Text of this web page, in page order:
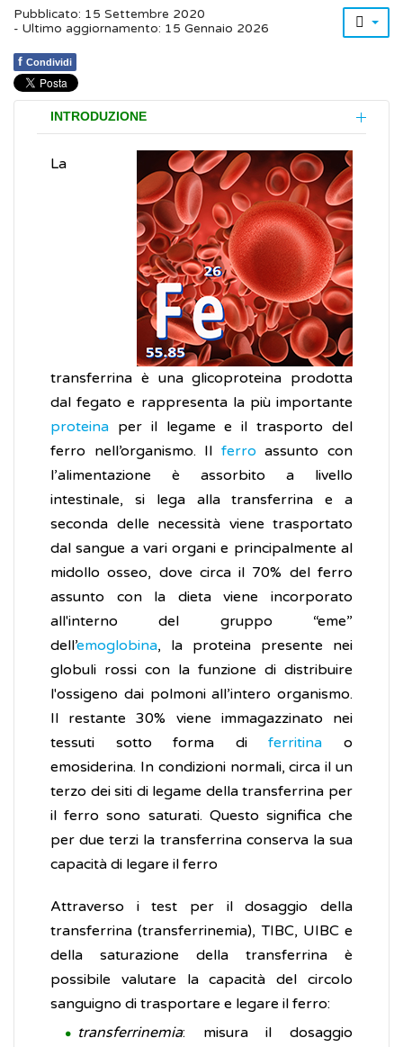
Pubblicato: 15 Settembre 2020
- Ultimo aggiornamento: 15 Gennaio 2026
f Condividi
INTRODUZIONE
La
transferrina è una glicoproteina prodotta
dal fegato e rappresenta la più importante
proteina per il legame e il trasporto del
ferro nell’organismo. Il ferro assunto con
l’alimentazione è assorbito a livello
intestinale, si lega alla transferrina e a
seconda delle necessità viene trasportato
dal sangue a vari organi e principalmente al
midollo osseo, dove circa il 70% del ferro
assunto con la dieta viene incorporato
all'interno del gruppo “eme”
dell’emoglobina, la proteina presente nei
globuli rossi con la funzione di distribuire
l'ossigeno dai polmoni all’intero organismo.
Il restante 30% viene immagazzinato nei
tessuti sotto forma diferritina o
emosiderina. In condizioni normali, circa il un
terzo dei siti di legame della transferrina per
il ferro sono saturati. Questo significa che
per due terzi la transferrina conserva la sua
capacità di legare il ferro
Attraverso i test per il dosaggio della
transferrina (transferrinemia), TIBC, UIBC e
della saturazione della transferrina è
possibile valutare la capacità del circolo
sanguigno di trasportare e legare il ferro:
transferrinemia: misura il dosaggio